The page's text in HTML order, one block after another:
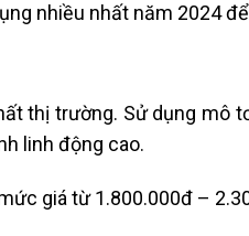
nhiều nhất năm 2024
thị trường. Sử dụng mô
linh động cao.
giá từ 1.800.000đ –